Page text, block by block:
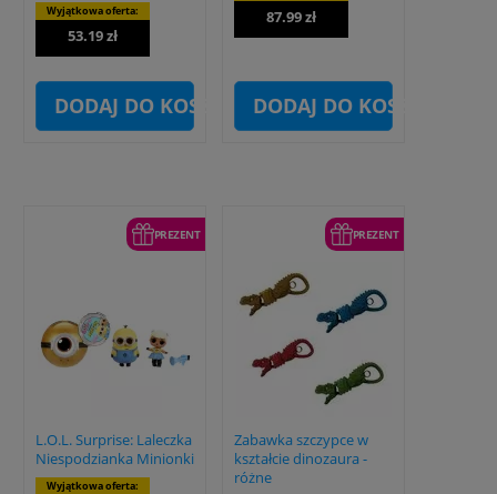
Wyjątkowa oferta:
53.19 zł
DODAJ DO KOSZYKA
87.99 zł
DODAJ DO KOSZYKA
PREZENT
L.O.L. Surprise: Laleczka
Niespodzianka Minionki
Wyjątkowa oferta:
PREZENT
Zabawka szczypce w
kształcie dinozaura -
różne